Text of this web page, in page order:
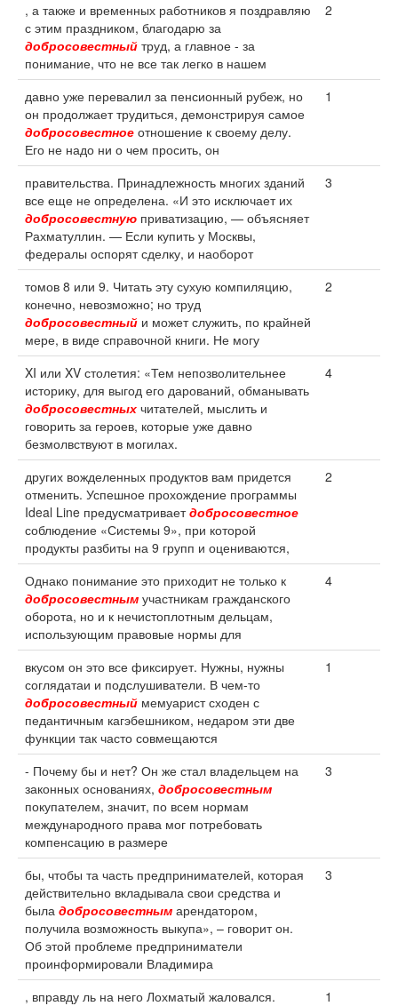
, а также и временных работников я поздравляю
с этим праздником, благодарю за
добросовестный труд, а главное - за
понимание, что не все так легко в нашем
2
давно уже перевалил за пенсионный рубеж, но
он продолжает трудиться, демонстрируя самое
добросовестное отношение к своему делу.
Его не надо ни о чем просить, он
1
правительства. Принадлежность многих зданий
все еще не определена. «И это исключает их
добросовестную приватизацию, — объясняет
Рахматуллин. — Если купить у Москвы,
федералы оспорят сделку, и наоборот
3
томов 8 или 9. Читать эту сухую компиляцию,
конечно, невозможно; но труд
добросовестный и может служить, по крайней
мере, в виде справочной книги. Не могу
2
XI или XV столетия: «Тем непозволительнее
историку, для выгод его дарований, обманывать
добросовестных читателей, мыслить и
говорить за героев, которые уже давно
безмолвствуют в могилах.
4
других вожделенных продуктов вам придется
отменить. Успешное прохождение программы
Ideal Line предусматриваетдобросовестное
соблюдение «Системы 9», при которой
продукты разбиты на 9 групп и оцениваются,
2
Однако понимание это приходит не только к
добросовестным участникам гражданского
оборота, но и к нечистоплотным дельцам,
использующим правовые нормы для
4
вкусом он это все фиксирует. Нужны, нужны
соглядатаи и подслушиватели. В чем-то
добросовестный мемуарист сходен с
педантичным кагэбешником, недаром эти две
функции так часто совмещаются
1
- Почему бы и нет? Он же стал владельцем на
законных основаниях, добросовестным
покупателем, значит, по всем нормам
международного права мог потребовать
компенсацию в размере
3
бы, чтобы та часть предпринимателей, которая
действительно вкладывала свои средства и
была добросовестным арендатором,
получила возможность выкупа», – говорит он.
Об этой проблеме предприниматели
проинформировали Владимира
3
, вправду ль на него Лохматый жаловался.
1